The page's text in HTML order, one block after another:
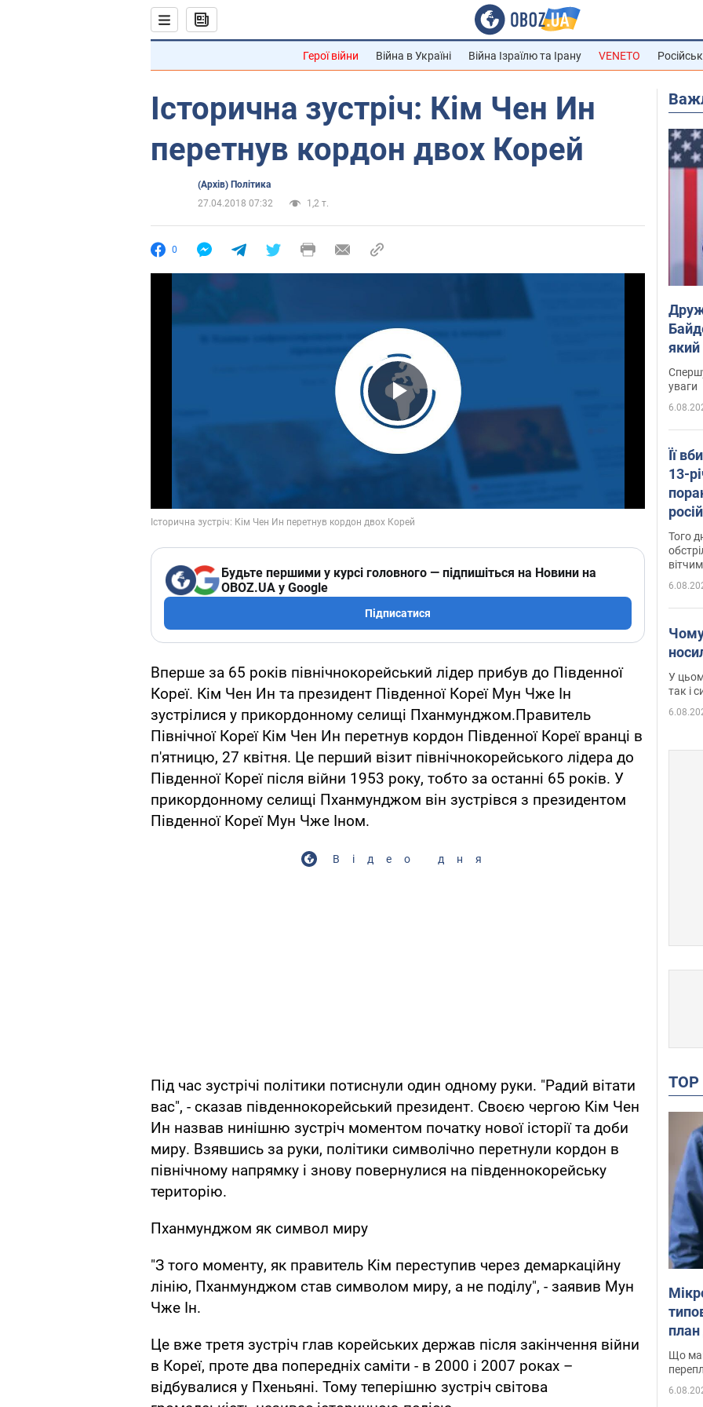
Герої війни Війна в Україні Війна Ізраїлю та Ірану VENETO
Історична зустріч: Кім Чен Ин
перетнув кордон двох Корей
(Архів) Політика
27.04.2018 07:32
1,2 т.
0
Play Video
Будьте першими у курсі головного — підпишіться на Новини на
OBOZ.UA у Google
Підписатися
Вперше за 65 років північнокорейський лідер прибув до Південної
Кореї. Кім Чен Ин та президент Південної Кореї Мун Чже Ін
зустрілися у прикордонному селищі Пханмунджом.Правитель
Північної Кореї Кім Чен Ин перетнув кордон Південної Кореї вранці в
п'ятницю, 27 квітня. Це перший візит північнокорейського лідера до
Південної Кореї після війни 1953 року, тобто за останні 65 років. У
прикордонному селищі Пханмунджом він зустрівся з президентом
Південної Кореї Мун Чже Іном.
Відео дня
Під час зустрічі політики потиснули один одному руки. "Радий вітати
вас", - сказав південнокорейський президент. Своєю чергою Кім Чен
Ин назвав нинішню зустріч моментом початку нової історії та доби
миру. Взявшись за руки, політики символічно перетнули кордон в
північному напрямку і знову повернулися на південнокорейську
територію.
Пханмунджом як символ миру
"З того моменту, як правитель Кім переступив через демаркаційну
лінію, Пханмунджом став символом миру, а не поділу", - заявив Мун
Чже Ін.
Це вже третя зустріч глав корейських держав після закінчення війни
в Кореї, проте два попередніх саміти - в 2000 і 2007 роках –
відбувалися у Пхеньяні. Тому теперішню зустріч світова
який
уваги
Її
13-
Того
У
так і
план
Що